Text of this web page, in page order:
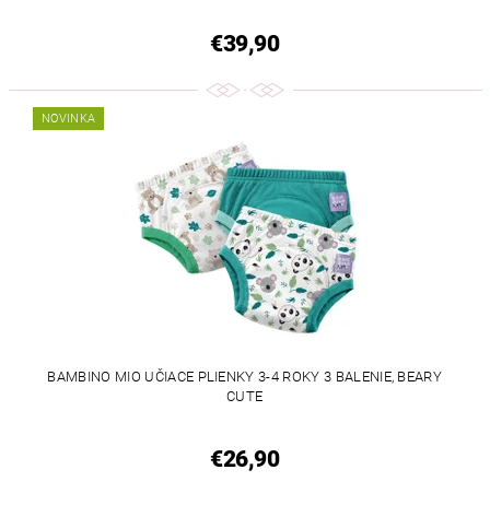
€39,90
NOVINKA
BAMBINO MIO UČIACE PLIENKY 3-4 ROKY 3 BALENIE, BEARY
CUTE
€26,90